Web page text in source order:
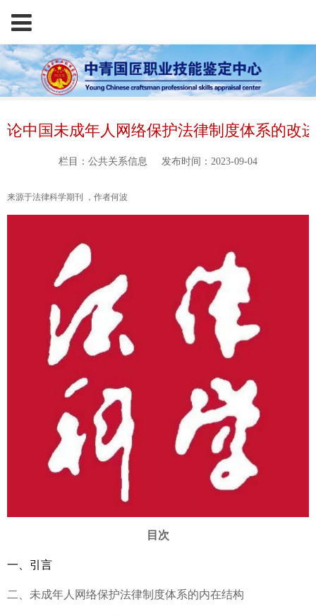
论中国未成年人网络保护法律制度体系的改
栏目：公共关系信息 发布时间：2023-09-04
来源于法律科学期刊 ，作者何波
目次
一、引言
二、未成年人网络保护法律制度体系的内在结构